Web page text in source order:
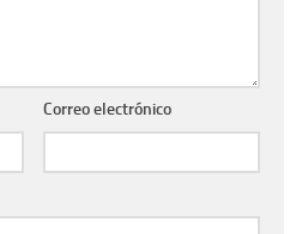
Correo electrónico